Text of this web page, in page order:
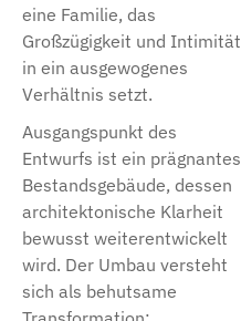
eine Familie, das
Großzügigkeit und Intimität
in ein ausgewogenes
Verhältnis setzt.
Ausgangspunkt des
Entwurfs ist ein prägnantes
Bestandsgebäude, dessen
architektonische Klarheit
bewusst weiterentwickelt
wird. Der Umbau versteht
sich als behutsame